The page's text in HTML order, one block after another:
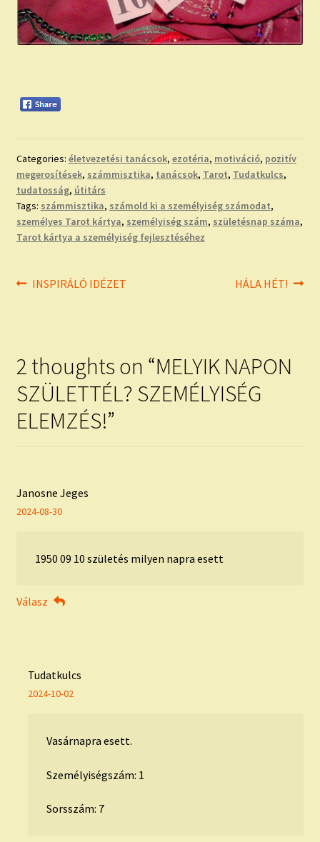
Categories: életvezetési tanácsok, ezotéria, motiváció, pozitív
megerosítések, számmisztika, tanácsok, Tarot, Tudatkulcs,
tudatosság, útitárs
Tags: számmisztika, számold ki a személyiség számodat,
személyes Tarot kártya, személyiség szám, születésnap száma,
Tarot kártya a személyiség fejlesztéséhez
Bejegyzés
Previous
INSPIRÁLÓ IDÉZET
Next
HÁLA HÉT!
2 thoughts on “MELYIK NAPON
SZÜLETTÉL? SZEMÉLYISÉG
ELEMZÉS!”
Janosne Jeges
2024-08-30
1950 09 10 születés milyen napra esett
Válasz
Tudatkulcs
2024-10-02
Vasárnapra esett.
Személyiségszám: 1
Sorsszám: 7